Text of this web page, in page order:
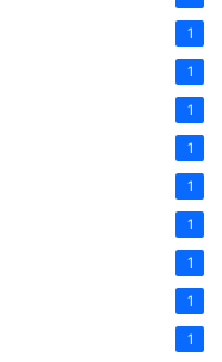
1
1
1
1
1
1
1
1
1